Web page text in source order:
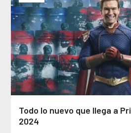
Todo lo nuevo que llega a
2024